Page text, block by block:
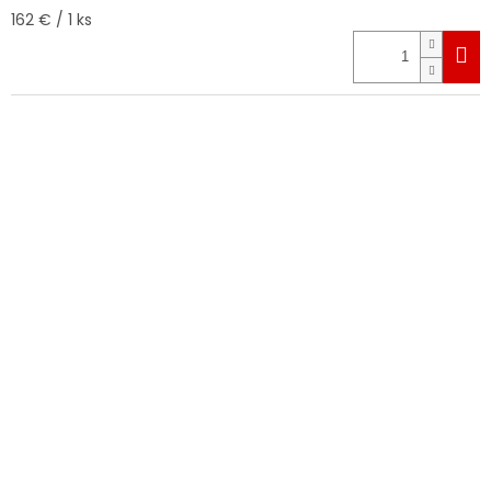
Jednotková
162 € / 1 ks